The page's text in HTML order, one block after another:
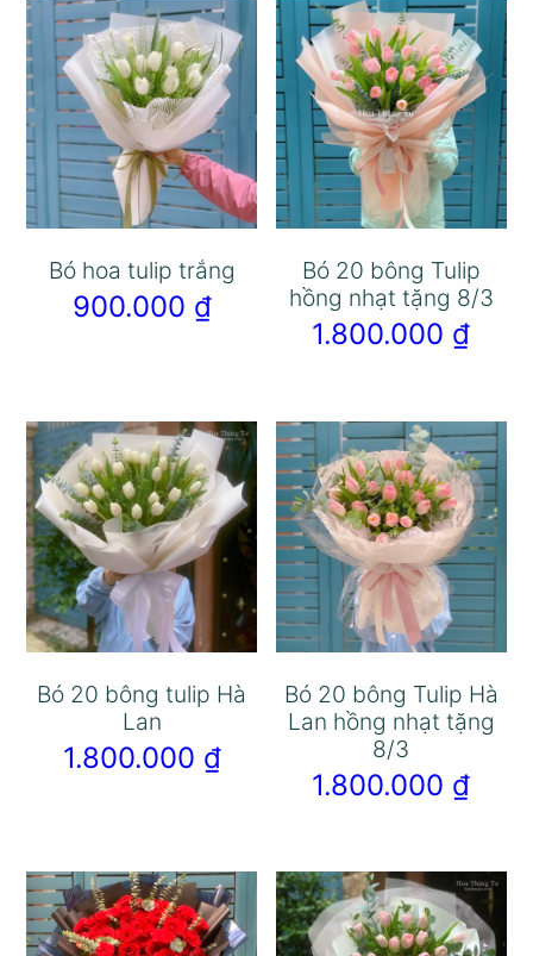
Bó hoa tulip trắng
900.000 ₫
Bó 20 bông Tulip
hồng nhạt tặng 8/3
1.800.000 ₫
Bó 20 bông tulip Hà
Lan
1.800.000 ₫
Bó 20 bông Tulip Hà
Lan hồng nhạt tặng
8/3
1.800.000 ₫